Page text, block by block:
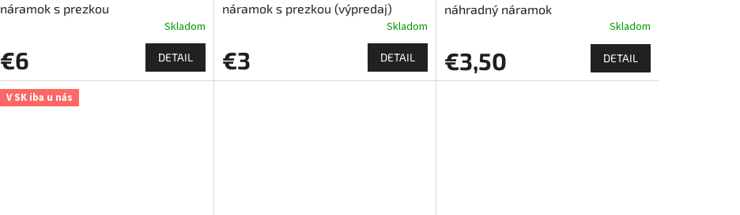
náramok s prezkou
Skladom
€6 DETAIL
náramok s prezkou (výpredaj)
Skladom
€3 DETAIL
náhradný náramok
Skladom
€3,50 DETAIL
V SK iba u nás